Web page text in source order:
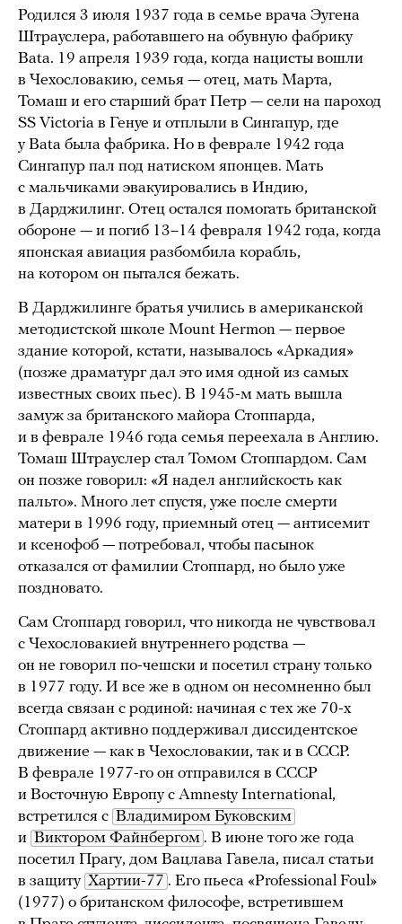
Родился 3 июля 1937 года в семье врача Эугена
Штрауслера, работавшего на обувную фабрику
Bata. 19 апреля 1939 года, когда нацисты вошли
в Чехословакию, семья — отец, мать Марта,
Томаш и его старший брат Петр — сели на пароход
SS Victoria в Генуе и отплыли в Сингапур, где
у Bata была фабрика. Но в феврале 1942 года
Сингапур пал под натиском японцев. Мать
с мальчиками эвакуировались в Индию,
в Дарджилинг. Отец остался помогать британской
обороне — и погиб 13–14 февраля 1942 года, когда
японская авиация разбомбила корабль,
на котором он пытался бежать.
В Дарджилинге братья учились в американской
методистской школе Mount Hermon — первое
здание которой, кстати, называлось «Аркадия»
(позже драматург дал это имя одной из самых
известных своих пьес). В 1945-м мать вышла
замуж за британского майора Стоппарда,
и в феврале 1946 года семья переехала в Англию.
Томаш Штрауслер стал Томом Стоппардом. Сам
он позже говорил: «Я надел английскость как
пальто». Много лет спустя, уже после смерти
матери в 1996 году, приемный отец — антисемит
и ксенофоб — потребовал, чтобы пасынок
отказался от фамилии Стоппард, но было уже
поздновато.
Сам Стоппард говорил, что никогда не чувствовал
с Чехословакией внутреннего родства —
он не говорил по-чешски и посетил страну только
в 1977 году. И все же в одном он несомненно был
всегда связан с родиной: начиная с тех же 70-х
Стоппард активно поддерживал диссидентское
движение — как в Чехословакии, так и в СССР.
В феврале 1977-го он отправился в СССР
и Восточную Европу с Amnesty International,
встретился с Владимиром Буковским
и Виктором Файнбергом . В июне того же года
посетил Прагу, дом Вацлава Гавела, писал статьи
в защиту Хартии-77 . Его пьеса «Professional Foul»
(1977) о британском философе, встретившем